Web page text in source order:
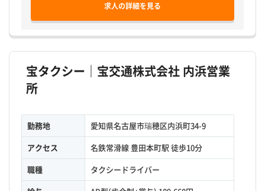
求人の詳細を見る
宝タクシー｜宝交通株式会社 内浜営業
所
勤務地
愛知県名古屋市瑞穂区内浜町34-9
アクセス
名鉄常滑線 豊田本町駅 徒歩10分
職種
タクシードライバー